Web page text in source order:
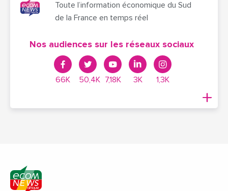
Toute l’information économique du Sud
de la France en temps réel
Nos audiences sur les réseaux sociaux
66K 50,4K 7,18K 3K 1,3K